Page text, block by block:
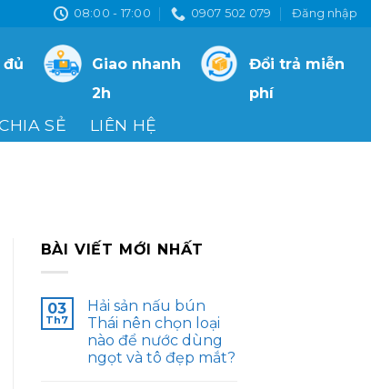
08:00 - 17:00 0907 502 079 Đăng nhập
đủ
Giao nhanh
2h
Đổi trả miễn
phí
SẺ LIÊN HỆ
BÀI VIẾT MỚI NHẤT
03
Th7
Hải sản nấu bún
Thái nên chọn loại
nào để nước dùng
ngọt và tô đẹp mắt?